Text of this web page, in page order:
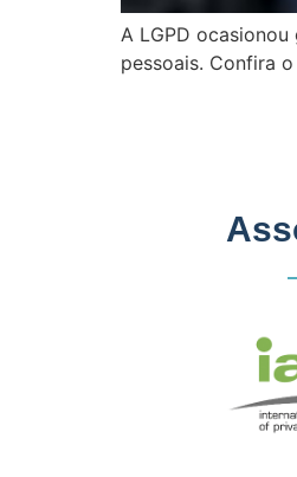
A LGPD
pessoais. Confira